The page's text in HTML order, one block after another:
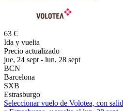
63 €
Ida y vuelta
Precio actualizado
jue, 24 sept - lun, 28 sept
BCN
Barcelona
SXB
Estrasburgo
Seleccionar vuelo de Volotea, con